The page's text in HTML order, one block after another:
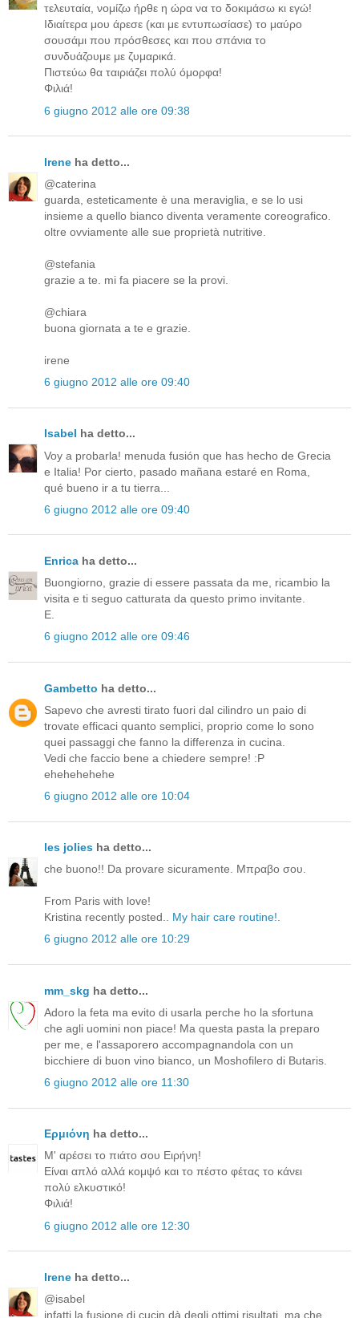
τελευταία, νομίζω ήρθε η ώρα να το δοκιμάσω κι εγώ!
Ιδιαίτερα μου άρεσε (και με εντυπωσίασε) το μαύρο
σουσάμι που πρόσθεσες και που σπάνια το
συνδυάζουμε με ζυμαρικά.
Πιστεύω θα ταιριάζει πολύ όμορφα!
Φιλιά!
6 giugno 2012 alle ore 09:38
Irene ha detto...
@caterina
guarda, esteticamente è una meraviglia, e se lo usi
insieme a quello bianco diventa veramente coreografico.
oltre ovviamente alle sue proprietà nutritive.
@stefania
grazie a te. mi fa piacere se la provi.
@chiara
buona giornata a te e grazie.
irene
6 giugno 2012 alle ore 09:40
Isabel ha detto...
Voy a probarla! menuda fusión que has hecho de Grecia
e Italia! Por cierto, pasado mañana estaré en Roma,
qué bueno ir a tu tierra...
6 giugno 2012 alle ore 09:40
Enrica ha detto...
Buongiorno, grazie di essere passata da me, ricambio la
visita e ti seguo catturata da questo primo invitante.
E.
6 giugno 2012 alle ore 09:46
Gambetto ha detto...
Sapevo che avresti tirato fuori dal cilindro un paio di
trovate efficaci quanto semplici, proprio come lo sono
quei passaggi che fanno la differenza in cucina.
Vedi che faccio bene a chiedere sempre! :P
ehehehehehe
6 giugno 2012 alle ore 10:04
les jolies ha detto...
che buono!! Da provare sicuramente. Μπραβο σου.
From Paris with love!
Kristina recently posted.. My hair care routine!.
6 giugno 2012 alle ore 10:29
mm_skg ha detto...
Adoro la feta ma evito di usarla perche ho la sfortuna
che agli uomini non piace! Ma questa pasta la preparo
per me, e l'assaporero accompagnandola con un
bicchiere di buon vino bianco, un Moshofilero di Butaris.
6 giugno 2012 alle ore 11:30
Ερμιόνη ha detto...
Μ' αρέσει το πιάτο σου Ειρήνη!
Είναι απλό αλλά κομψό και το πέστο φέτας το κάνει
πολύ ελκυστικό!
Φιλιά!
6 giugno 2012 alle ore 12:30
Irene ha detto...
@isabel
infatti la fusione di cucin dà degli ottimi risultati. ma che